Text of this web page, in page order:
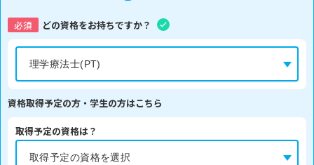
必須 どの資格をお持ちですか？
資格取得予定の方・学生の方はこちら
取得予定の資格は？